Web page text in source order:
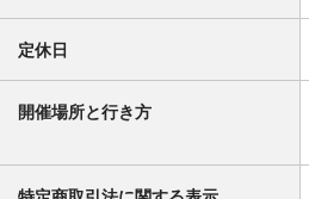
定休日
開催場所と行き方